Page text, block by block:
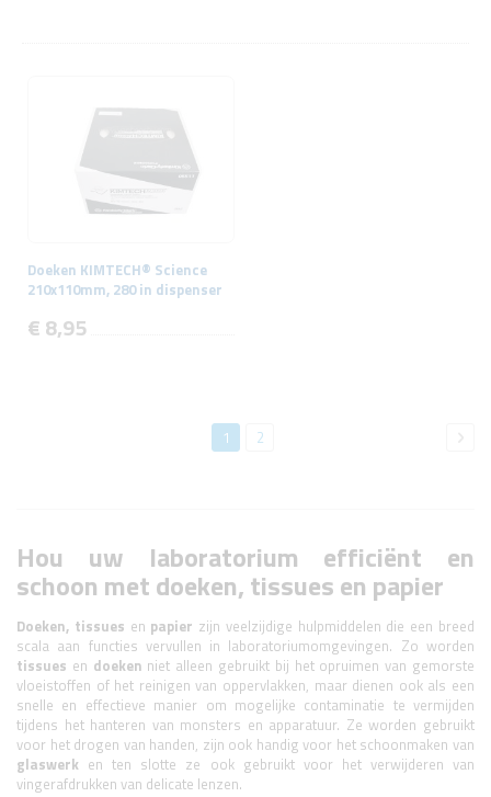
Doeken KIMTECH® Science
210x110mm, 280 in dispenser
€ 8,95
Pagina
Je1 Pagina
2
Hou uw laboratorium efficiënt en
schoon met doeken, tissues en papier
Doeken, tissues en papier zijn veelzijdige hulpmiddelen die een breed
scala aan functies vervullen in laboratoriumomgevingen. Zo worden
tissues en doeken niet alleen gebruikt bij het opruimen van gemorste
vloeistoffen of het reinigen van oppervlakken, maar dienen ook als een
snelle en effectieve manier om mogelijke contaminatie te vermijden
tijdens het hanteren van monsters en apparatuur. Ze worden gebruikt
voor het drogen van handen, zijn ook handig voor het schoonmaken van
glaswerk en ten slotte ze ook gebruikt voor het verwijderen van
vingerafdrukken van delicate lenzen.